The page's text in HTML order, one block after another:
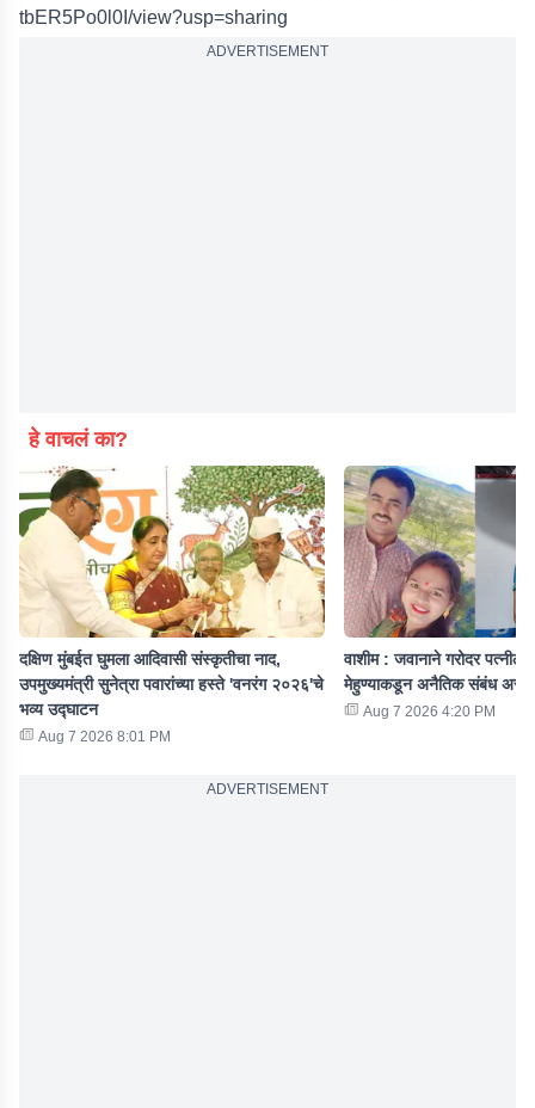
tbER5Po0l0I/view?usp=sharing
ADVERTISEMENT
हे वाचलं का?
दक्षिण मुंबईत घुमला आदिवासी संस्कृतीचा नाद,
उपमुख्यमंत्री सुनेत्रा पवारांच्या हस्ते 'वनरंग २०२६'चे
भव्य उद्घाटन
Aug 7 2026 8:01 PM
वाशीम : जवानाने गरोदर
मेहुण्याकडून अनैतिक संबंध
Aug 7 2026 4:20 PM
ADVERTISEMENT